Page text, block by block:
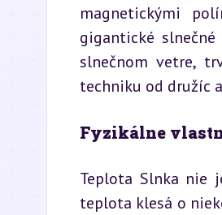
magnetickými
gigantické
slnečnom vetre,
techniku od družíc
Fyzikálne
Teplota Slnka nie
teplota klesá o